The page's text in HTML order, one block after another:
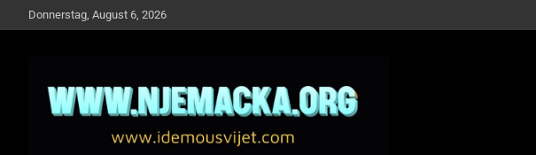
to
Donnerstag, August 6, 2026